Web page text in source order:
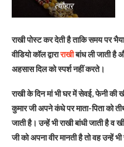
त्यौहार
राखी पोस्ट कर देती है ताकि समय पर
वीडियो कॉल द्वाराराखीबांध ली जाती है
अहसास दिल को स्पर्श नहीं करते।
राखी के दिन मां भी घर में सेवई, फेनी
कुमार जी अपने कंधे पर माता-पिता को
जाती है। उन्हें भी राखी बांधी जाती है
जी को अपना वीर मानती है तो वह उन्हें